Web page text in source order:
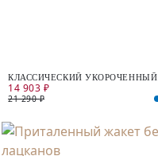
КЛАССИЧЕСКИЙ УКОРОЧЕННЫЙ
ЖАКЕТ
14 903 ₽
21 290 ₽